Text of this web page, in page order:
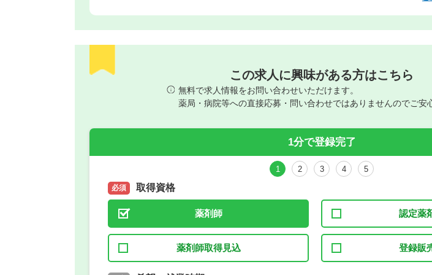
この求人に興味がある方はこちら
無料で求人情報をお問い合わせいただけます。
薬局・病院等への直接応募・問い合わせではありませんのでご安
1分で登録完了
1 2 3 4 5
必須 取得資格
薬剤師 認定薬
薬剤師取得見込 登録販